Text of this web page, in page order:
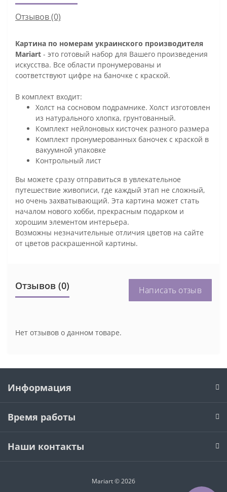
Отзывов (0)
Картина по номерам украинского производителя
Mariart - это готовый набор для Вашего произведения
искусства. Все области пронумерованы и
соответствуют цифре на баночке с краской.
В комплект входит:
Холст на сосновом подрамнике. Холст изготовлен
из натурального хлопка, грунтованный.
Комплект нейлоновых кисточек разного размера
Комплект пронумерованных баночек с краской в
вакуумной упаковке
Контрольный лист
Вы можете сразу отправиться в увлекательное
путешествие живописи, где каждый этап не сложный,
но очень захватывающий. Эта картина может стать
началом нового хобби, прекрасным подарком и
хорошим элементом интерьера.
Возможны незначительные отличия цветов на сайте
от цветов раскрашенной картины.
Отзывов (0) Написать отзыв
Нет отзывов о данном товаре.
Информация
Время работы
Наши контакты
Mariart © 2026